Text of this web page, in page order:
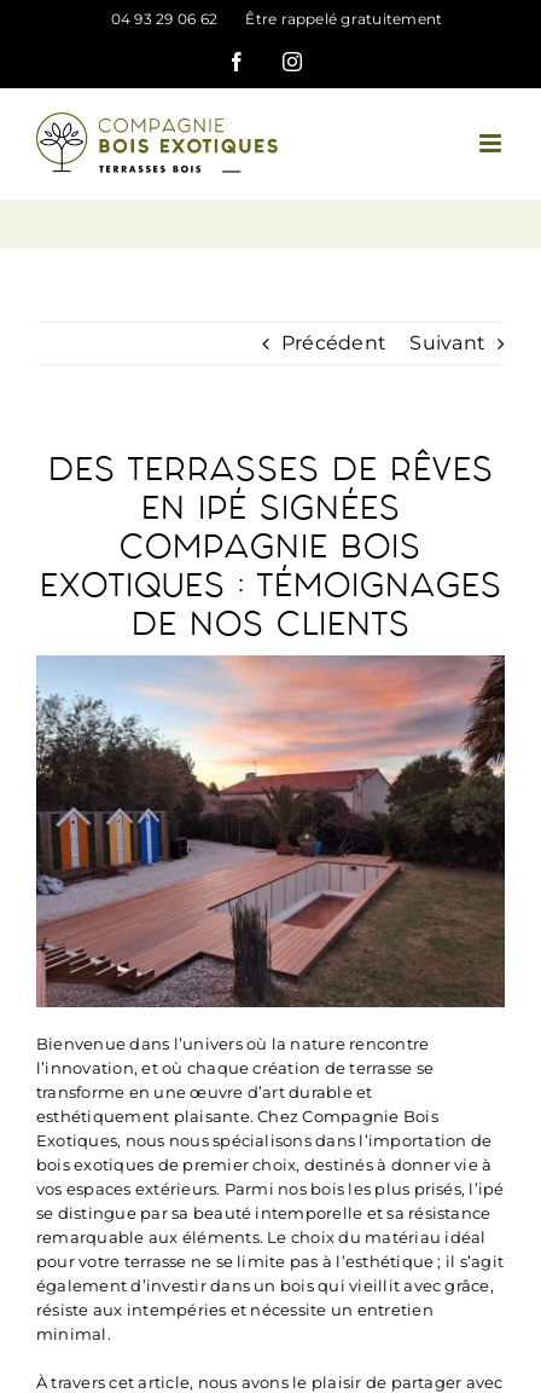
04 93 29 06 62 Être rappelé gratuitement
FacebookInstagram
Précédent Suivant
DES TERRASSES DE RÊVES
EN IPÉ SIGNÉES
COMPAGNIE BOIS
EXOTIQUES : TÉMOIGNAGES
DE NOS CLIENTS
Bienvenue dans l’univers où la nature rencontre
l’innovation, et où chaque création de terrasse se
transforme en une œuvre d’art durable et
esthétiquement plaisante. Chez Compagnie Bois
Exotiques, nous nous spécialisons dans l’importation de
bois exotiques de premier choix, destinés à donner vie à
vos espaces extérieurs. Parmi nos bois les plus prisés, l’ipé
se distingue par sa beauté intemporelle et sa résistance
remarquable aux éléments. Le choix du matériau idéal
pour votre terrasse ne se limite pas à l’esthétique ; il s’agit
également d’investir dans un bois qui vieillit avec grâce,
résiste aux intempéries et nécessite un entretien
minimal.
À travers cet article, nous avons le plaisir de partager avec